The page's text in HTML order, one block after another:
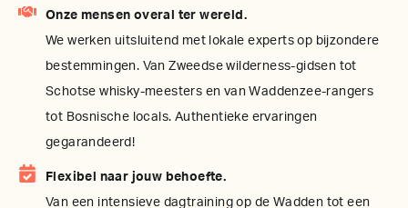
Onze mensen overal ter wereld.
We werken uitsluitend met lokale experts op bijzondere
bestemmingen. Van Zweedse wilderness-gidsen tot
Schotse whisky-meesters en van Waddenzee-rangers
tot Bosnische locals. Authentieke ervaringen
gegarandeerd!
Flexibel naar jouw behoefte.
Van een intensieve dagtraining op de Wadden tot een